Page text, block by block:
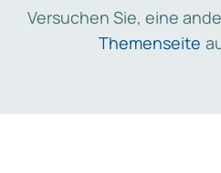
Versuchen Sie, eine
Themenseite